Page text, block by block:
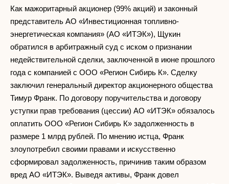
Как мажоритарный акционер (99% акций) и законный
представитель АО «Инвестиционная топливно-
энергетическая компания» (АО «ИТЭК»), Щукин
обратился в арбитражный суд с иском о признании
недействительной сделки, заключенной в июне прошлого
года с компанией с ООО «Регион Сибирь К». Сделку
заключил генеральный директор акционерного общества
Тимур Франк. По договору поручительства и договору
уступки прав требования (цессии) АО «ИТЭК» обязалось
оплатить ООО «Регион Сибирь К» задолженность в
размере 1 млрд рублей. По мнению истца, Франк
злоупотребил своими правами и искусственно
сформировал задолженность, причинив таким образом
вред АО «ИТЭК». Выведя активы, Франк довел